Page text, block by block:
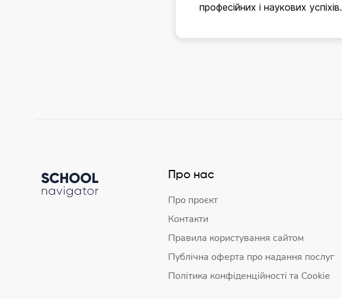
професійних і наукових успіхів.
Про нас
Про проєкт
Контакти
Правила користування сайтом
Публічна оферта про надання послуг
Політика конфіденційності та Cookie